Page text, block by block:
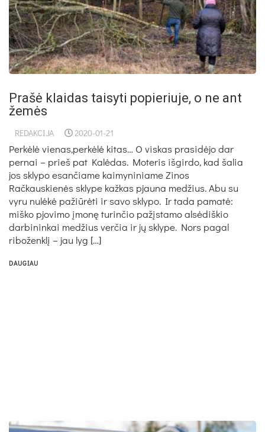
Pra­šė klai­das tai­sy­ti po­pie­riu­je, o ne ant
že­mės
REDAKCIJA 2020-01-21
Perkėlė vienas,perkėlė kitas… O viskas prasidėjo dar
pernai – prieš pat Kalėdas. Moteris išgirdo, kad šalia
jos sklypo esančiame kaimyniniame Zinos
Račkauskienės sklype kažkas pjauna medžius. Abu su
vyru nulėkė pažiūrėti ir savo sklypo. Ir tada pamatė:
miško pjovimo įmonę turinčio pažįstamo alsėdiškio
darbininkai medžius verčia ir jų sklype. Nors pagal
riboženklį – jau lyg […]
DAUGIAU